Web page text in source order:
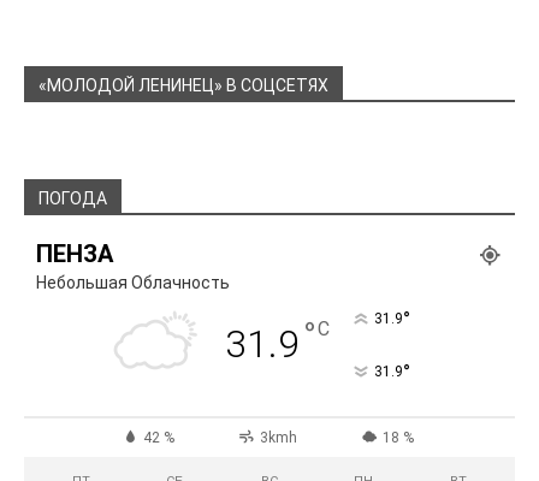
«МОЛОДОЙ ЛЕНИНЕЦ» В СОЦСЕТЯХ
ПОГОДА
ПЕНЗА
Небольшая Облачность
31.9 °C 31.9°
31.9°
42 % 3kmh 18 %